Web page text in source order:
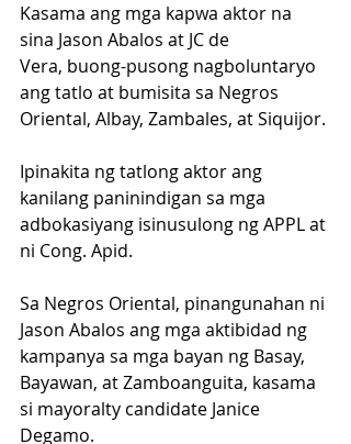
Kasama ang mga kapwa aktor na
sina Jason Abalos at JC de
Vera, buong-pusong nagboluntaryo
ang tatlo at bumisita sa Negros
Oriental, Albay, Zambales, at Siquijor.
Ipinakita ng tatlong aktor ang
kanilang paninindigan sa mga
adbokasiyang isinusulong ng APPL at
ni Cong. Apid.
Sa Negros Oriental, pinangunahan ni
Jason Abalos ang mga aktibidad ng
kampanya sa mga bayan ng Basay,
Bayawan, at Zamboanguita, kasama
si mayoralty candidate Janice
Degamo.